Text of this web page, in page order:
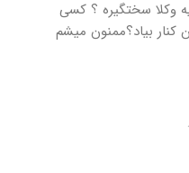
وکلا سختگیره ؟ کسی
بیاد؟ممنون میشم